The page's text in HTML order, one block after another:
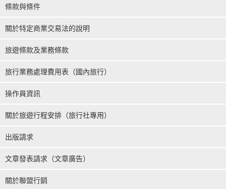
條款與條件
關於特定商業交易法的說明
旅遊條款及業務條款
旅行業務處理費用表（國內旅行）
操作員資訊
關於旅遊行程安排（旅行社專用）
出版請求
文章發表請求（文章廣告）
關於聯盟行銷